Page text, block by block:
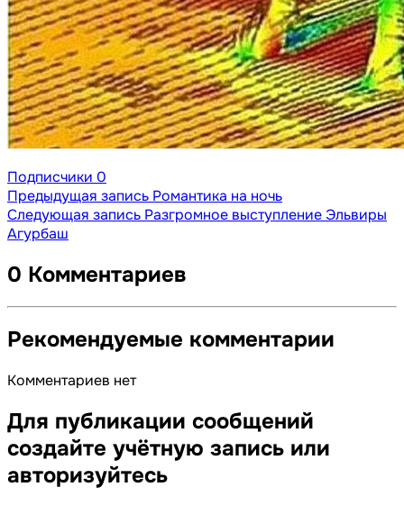
Подписчики 0
Предыдущая запись Романтика на ночь
Следующая запись Разгромное выступление Эльвиры
Агурбаш
0 Комментариев
Рекомендуемые комментарии
Комментариев нет
Для публикации сообщений
создайте учётную запись или
авторизуйтесь